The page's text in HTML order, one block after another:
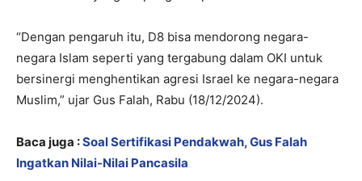
“Dengan pengaruh itu, D8 bisa mendorong negara-
negara Islam seperti yang tergabung dalam OKI untuk
bersinergi menghentikan agresi Israel ke negara-negara
Muslim,” ujar Gus Falah, Rabu (18/12/2024).
Baca juga :Soal Sertifikasi Pendakwah, Gus Falah
Ingatkan Nilai-Nilai Pancasila